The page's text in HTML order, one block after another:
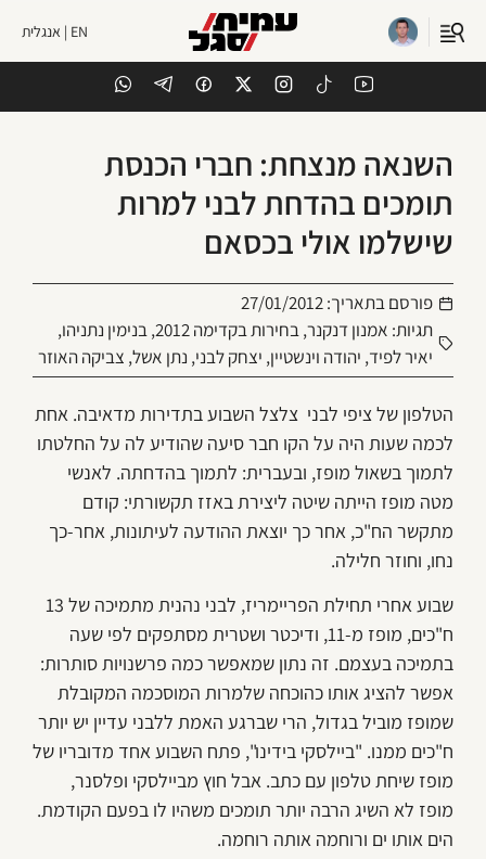
EN | אנגלית
השנאה מנצחת: חברי הכנסת
תומכים בהדחת לבני למרות
שישלמו אולי בכסאם
פורסם בתאריך:27/01/2012
תגיות: אמנון דנקנר,בחירות בקדימה 2012 ,בנימין נתניהו,
יאיר לפיד, יהודה וינשטיין, יצחק לבני, נתן אשל, צביקה האוזר
הטלפון של ציפי לבני צלצל השבוע בתדירות מדאיבה. אחת
לכמה שעות היה על הקו חבר סיעה שהודיע לה על החלטתו
לתמוך בשאול מופז, ובעברית: לתמוך בהדחתה. לאנשי
מטה מופז הייתה שיטה ליצירת באזז תקשורתי: קודם
מתקשר הח"כ, אחר כך יוצאת ההודעה לעיתונות, אחר-כך
נחו, וחוזר חלילה.
שבוע אחרי תחילת הפריימריז, לבני נהנית מתמיכה של 13
ח"כים, מופז מ-11, ודיכטר ושטרית מסתפקים לפי שעה
בתמיכה בעצמם. זה נתון שמאפשר כמה פרשנויות סותרות:
אפשר להציג אותו כהוכחה שלמרות המוסכמה המקובלת
שמופז מוביל בגדול, הרי שברגע האמת ללבני עדיין יש יותר
ח"כים ממנו. "ביילסקי בידינו", פתח השבוע אחד מדובריו של
מופז שיחת טלפון עם כתב. אבל חוץ מביילסקי ופלסנר,
מופז לא השיג הרבה יותר תומכים משהיו לו בפעם הקודמת.
הים אותו ים ורוחמה אותה רוחמה.